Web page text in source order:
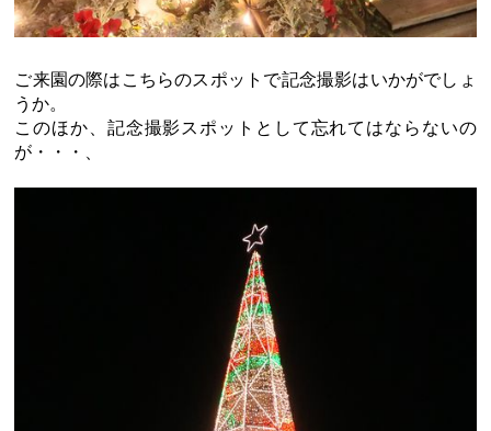
ご来園の際はこちらのスポットで記念撮影はいかがでしょ
うか。
このほか、記念撮影スポットとして忘れてはならないの
が・・・、